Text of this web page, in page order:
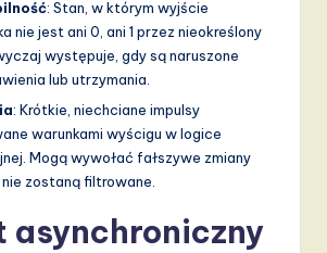
: Stan, w którym wyjście
nie jest ani 0, ani 1 przez nieokreślony
występuje, gdy są naruszone
lub utrzymania.
: Krótkie, niechciane impulsy
warunkami wyścigu w logice
Mogą wywołać fałszywe zmiany
zostaną filtrowane.
asynchroniczny